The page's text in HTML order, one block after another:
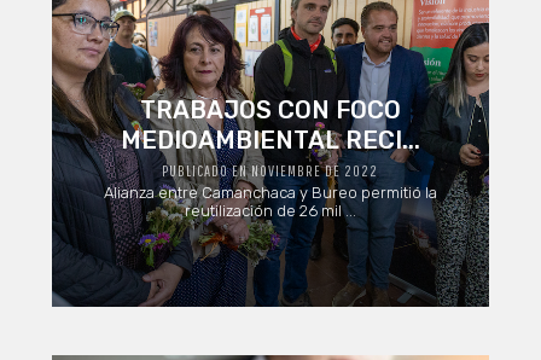
TRABAJOS CON FOCO
MEDIOAMBIENTAL RECI...
PUBLICADO EN NOVIEMBRE DE 2022
Alianza entre Camanchaca y Bureo permitió la
reutilización de 26 mil ...